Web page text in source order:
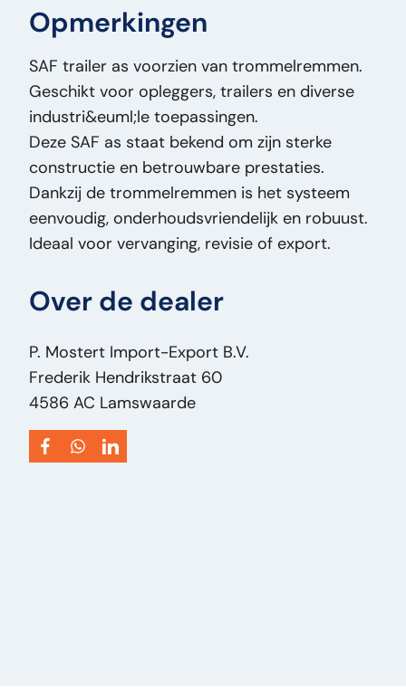
Model Orig:DRUM
Prijstype:
VastePrijs
Staat Algemeen:Goed
Staat Optisch:Goed
Staat Technisch:Goed
Titel: SAF DRUM SAF Trailer As –
Trommelremmen – Oplegger As – Heavy Duty
PM2694
Toevoeging:SAF Trailer As –
Trommelremmen – Oplegger As – Heavy Duty
Vermogen Motor Pk:0
Opmerkingen
SAF trailer as voorzien van trommelremmen.
Geschikt voor opleggers, trailers en diverse
industri&euml;le toepassingen.
Deze SAF as staat bekend om zijn sterke
constructie en betrouwbare prestaties.
Dankzij de trommelremmen is het systeem
eenvoudig, onderhoudsvriendelijk en robuust.
Ideaal voor vervanging, revisie of export.
Over de dealer
P. Mostert Import-Export B.V.
Frederik Hendrikstraat 60
4586 AC Lamswaarde